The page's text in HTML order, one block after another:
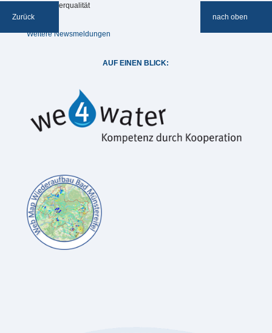
Gewässerqualität
Weitere Newsmeldungen
AUF EINEN BLICK:
nach oben
Zurück